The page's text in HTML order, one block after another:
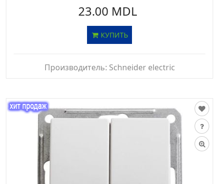
23.00 MDL
КУПИТЬ
Производитель: Schneider electric